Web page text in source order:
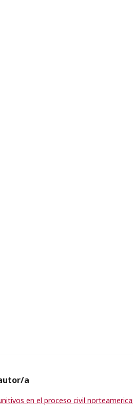
a
en el proceso civil